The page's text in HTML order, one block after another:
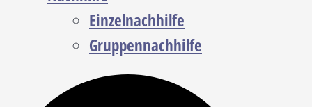
Einzelnachhilfe
Gruppennachhilfe